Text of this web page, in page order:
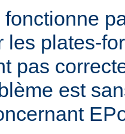
les plates-
pas
est